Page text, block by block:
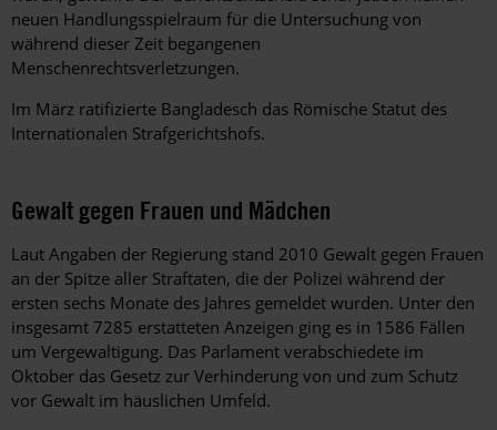
neuen Handlungsspielraum für die Untersuchung von
während dieser Zeit begangenen
Menschenrechtsverletzungen.
Im März ratifizierte Bangladesch das Römische Statut des
Internationalen Strafgerichtshofs.
Gewalt gegen Frauen und Mädchen
Laut Angaben der Regierung stand 2010 Gewalt gegen Frauen
an der Spitze aller Straftaten, die der Polizei während der
ersten sechs Monate des Jahres gemeldet wurden. Unter den
insgesamt 7285 erstatteten Anzeigen ging es in 1586 Fällen
um Vergewaltigung. Das Parlament verabschiedete im
Oktober das Gesetz zur Verhinderung von und zum Schutz
vor Gewalt im häuslichen Umfeld.